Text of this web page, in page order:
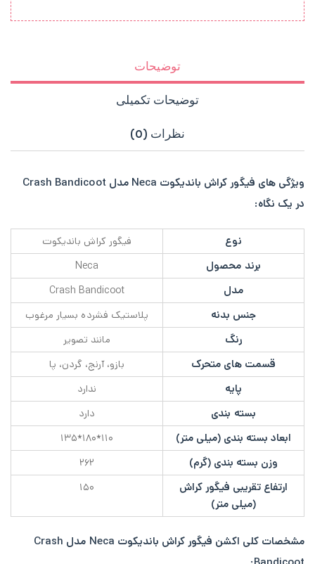
توضیحات
توضیحات تکمیلی
نظرات (0)
ویژگی های فیگور کراش باندیکوت Neca مدل Crash Bandicoot
در یک نگاه:
نوع فیگور کراش باندیکوت
برند محصول Neca
مدل Crash Bandicoot
جنس بدنه پلاستیک فشرده بسیار مرغوب
رنگ مانند تصویر
قسمت های متحرک بازو، آرنج، گردن، پا
پایه ندارد
بسته بندی دارد
ابعاد بسته بندی (میلی متر) ۱۱۰*۱۸۰*۱۳۵
وزن بسته بندی (گرم) ۲۶۲
ارتفاع تقریبی فیگور کراش
(میلی متر)
۱۵۰
مشخصات کلی
اکشن فیگور کراش باندیکوت Neca مدل Crash